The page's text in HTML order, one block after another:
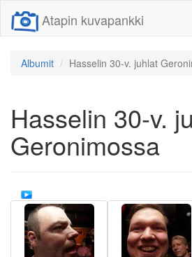
Atapin kuvapankki
Albumit Hasselin 30-v. juhlat
Hasselin 30-v.
Geronimossa